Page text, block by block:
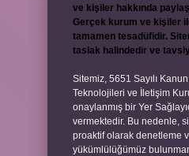
ve kişiler hakkında
Gerçek kurum ve kişiler
tamamen tesadüfidir.
taslak halindedir ve
Sitemiz, 5651 Sayılı
Teknolojileri ve İletişim
onaylanmış bir Yer
vermektedir. Bu nedenle,
proaktif olarak denetleme
yükümlülüğümüz